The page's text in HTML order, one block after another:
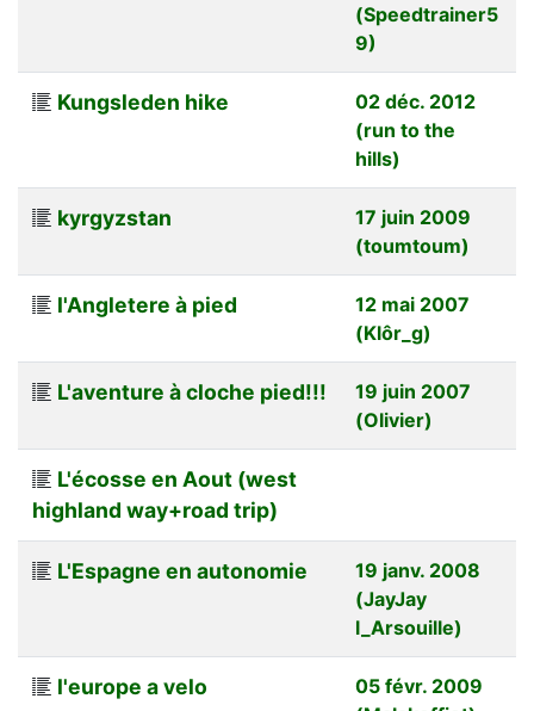
(Speedtrainer5
9)
Kungsleden hike
02 déc. 2012
(run to the
hills)
kyrgyzstan
17 juin 2009
(toumtoum)
l'Angletere à pied
12 mai 2007
(Klôr_g)
L'aventure à cloche pied!!!
19 juin 2007
(Olivier)
L'écosse en Aout (west
highland way+road trip)
L'Espagne en autonomie
19 janv. 2008
(JayJay
l_Arsouille)
l'europe a velo
05 févr. 2009